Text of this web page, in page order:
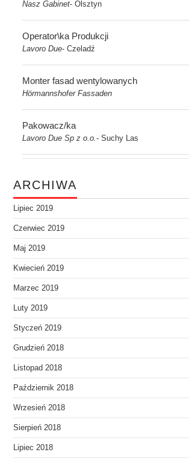
Nasz Gabinet-Olsztyn
Operator\ka Produkcji
Lavoro Due-Czeladź
Monter fasad wentylowanych
Hörmannshofer Fassaden
Pakowacz/ka
Lavoro Due Sp z o.o.-Suchy Las
ARCHIWA
Lipiec 2019
Czerwiec 2019
Maj 2019
Kwiecień 2019
Marzec 2019
Luty 2019
Styczeń 2019
Grudzień 2018
Listopad 2018
Październik 2018
Wrzesień 2018
Sierpień 2018
Lipiec 2018